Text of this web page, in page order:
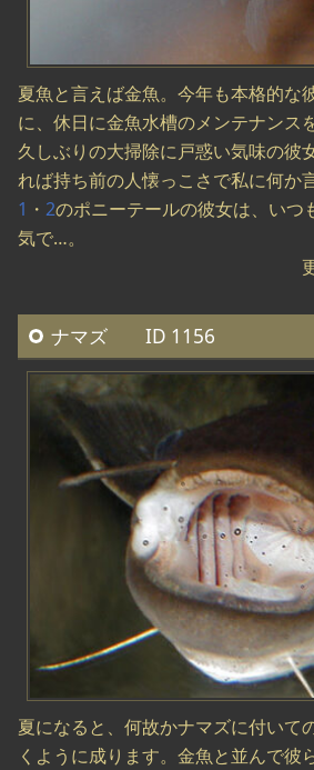
夏魚と言えば金魚。今年も本格的な
に、休日に金魚水槽のメンテナンス
久しぶりの大掃除に戸惑い気味の彼
れば持ち前の人懐っこさで私に何か
1 ・ 2のポニーテールの彼女は、いつ
気で…。
ナマズ ID 1156
夏になると、何故かナマズに付いて
くように成ります。金魚と並んで彼